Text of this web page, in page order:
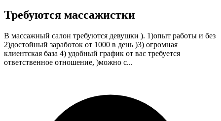
Требуются массажистки
В массажный салон требуются девушки ). 1)опыт работы и без
2)достойный заработок от 1000 в день )3) огромная
клиентская база 4) удобный график от вас требуется
ответственное отношение, )можно с...